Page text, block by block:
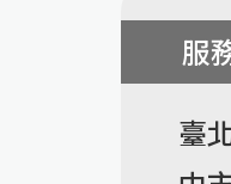
服
臺